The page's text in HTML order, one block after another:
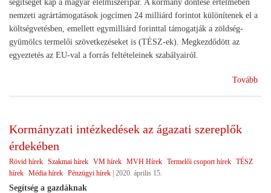
segítséget kap a magyar élelmiszeripar. A kormány döntése értelmében
nemzeti agrártámogatások jogcímen 24 milliárd forintot különítenek el a
költségvetésben, emellett egymilliárd forinttal támogatják a zöldség-
gyümölcs termelői szövetkezéseket is (TÉSZ-ek). Megkezdődött az
egyeztetés az EU-val a forrás feltételeinek szabályairól.
Tovább
Kormányzati intézkedések az ágazati szereplők
érdekében
Rövid hírek Szakmai hírek VM hírek MVH Hírek Termelői csoport hírek TÉSZ
hírek Média hírek Pénzügyi hírek | 2020. április 15.
Segítség a gazdáknak